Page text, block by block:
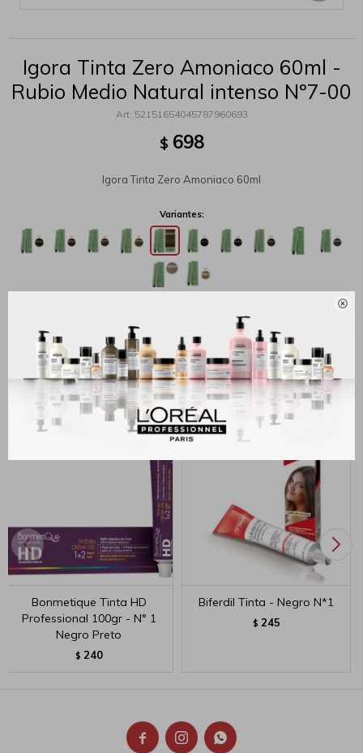

Igora Tinta Zero Amoniaco 60ml -
Rubio Medio Natural intenso Nº7-00
52151654045787960693
$ 698
Igora Tinta Zero Amoniaco 60ml
Variantes:
MÉTODOS Y COSTOS DE ENVÍO
Productos que te pueden interesar
Bonmetique Tinta HD
Professional 100gr - N° 1
Negro Preto
$ 240
Biferdil Tinta - Negro N*1
$ 245
  